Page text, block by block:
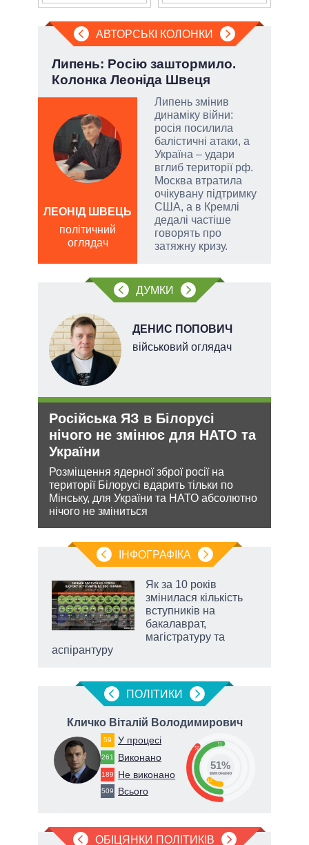
АВТОРСЬКІ КОЛОНКИ
Липень: Росію заштормило.
Колонка Леоніда Швеця
Липень змінив
динаміку війни:
росія посилила
балістичні атаки, а
Україна – удари
вглиб території рф.
Москва втратила
очікувану підтримку
США, а в Кремлі
дедалі частіше
говорять про
затяжну кризу.
ЛЕОНІД ШВЕЦЬ
політичний
оглядач
ДУМКИ
ДЕНИС ПОПОВИЧ
військовий оглядач
Російська ЯЗ в Білорусі
нічого не змінює для НАТО та
України
Розміщення ядерної зброї росії на
території Білорусі вдарить тільки по
Мінську, для України та НАТО абсолютно
нічого не зміниться
ІНФОГРАФІКА
Як за 10 років
змінилася кількість
вступників на
бакалаврат,
магістратуру та
аспірантуру
ПОЛIТИКИ
Кличко Віталій Володимирович
59 У процесі
261 Виконано
189 Не виконано
509 Всього
37
51
12
51%
виконано
ОБІЦЯНКИ ПОЛІТИКІВ